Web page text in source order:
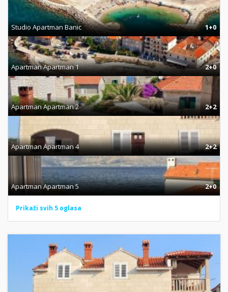
Studio Apartman Banic 1+0
Apartman Apartman 1 2+0
Apartman Apartman 2 2+2
Apartman Apartman 4 2+2
Apartman Apartman 5 2+0
Prikaži svih 5 oglasa